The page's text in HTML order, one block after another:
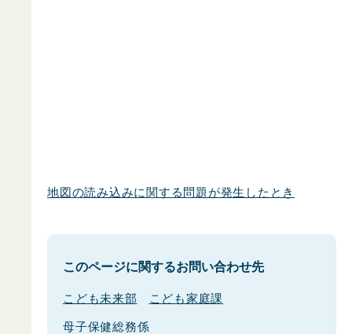
地図の読み込みに関する問題が発生したとき
このページに関するお問い合わせ先
こども未来部 こども家庭課
母子保健総務係